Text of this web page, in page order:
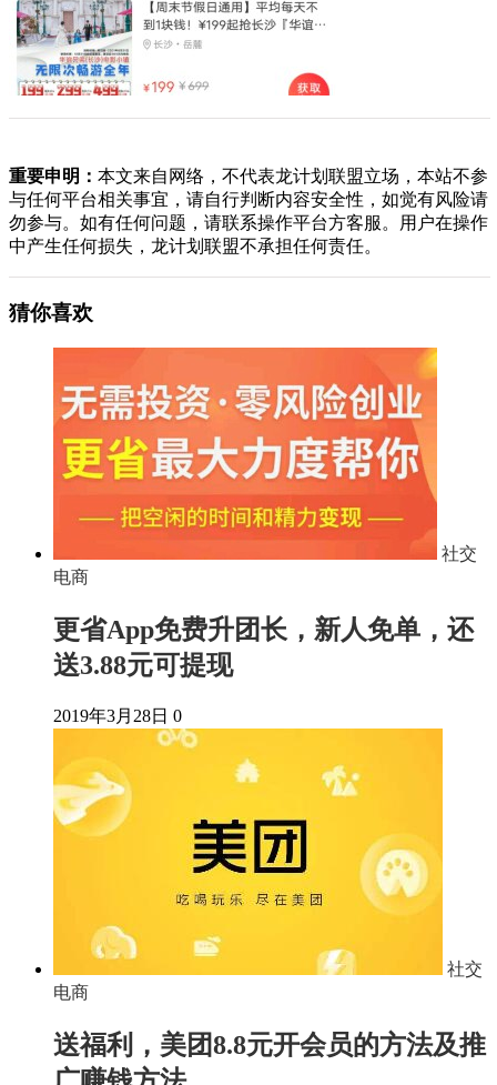
重要申明： 本文来自网络，不代表龙计划联盟立场，本站不参
与任何平台相关事宜，请自行判断内容安全性，如觉有风险请
勿参与。如有任何问题，请联系操作平台方客服。用户在操作
中产生任何损失，龙计划联盟不承担任何责任。
猜你喜欢
社交
电商
更省App免费升团长，新人免单，还
送3.88元可提现
2019年3月28日 0
社交
电商
送福利，美团8.8元开会员的方法及推